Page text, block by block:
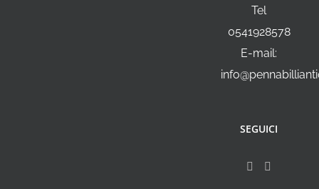
Tel
0541928578
E-mail:
SEGUICI